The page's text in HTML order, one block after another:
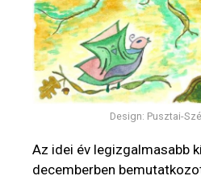
Design: Pusztai-
Az idei év legizgalmasabb
decemberben